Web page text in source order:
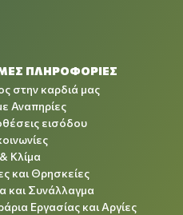
ΠΛΗΡΟΦΟΡΊΕΣ
στην καρδιά μας
Αναπηρίες
εισόδου
Κλίμα
και Θρησκείες
και Συνάλλαγμα
Εργασίας και Αργίες